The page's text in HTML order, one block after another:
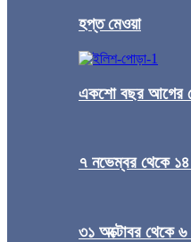
হপ্ত মেওয়া
একশো বছর আগের
৭ নভেম্বর থেকে
৩১ অক্টোবর থেকে